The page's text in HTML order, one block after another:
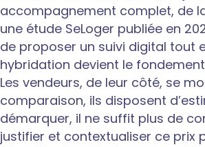
accompagnement complet, de
une étude SeLoger publiée en
de proposer un suivi digital tout
hybridation devient le
Les vendeurs, de leur côté, se
comparaison, ils disposent
démarquer, il ne suffit plus de
justifier et contextualiser ce prix